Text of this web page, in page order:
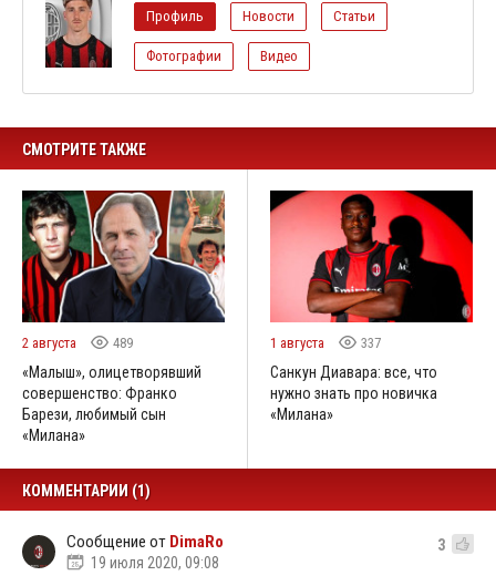
Профиль Новости Статьи
Фотографии Видео
СМОТРИТЕ ТАКЖЕ
2 августа 489
«Малыш», олицетворявший
совершенство: Франко
Барези, любимый сын
«Милана»
1 августа 337
Санкун Диавара: все, что
нужно знать про новичка
«Милана»
КОММЕНТАРИИ (1)
Сообщение от DimaRo
19 июля 2020, 09:08
3